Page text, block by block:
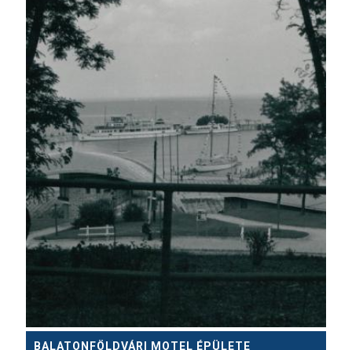
BALATONFÖLDVÁRI MOTEL ÉPÜLETE